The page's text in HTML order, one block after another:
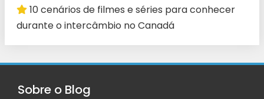
10 cenários de filmes e séries para conhecer
durante o intercâmbio no Canadá
Sobre o Blog